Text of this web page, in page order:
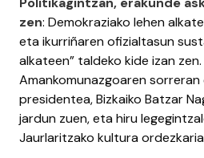
zen: Demokraziako lehen
eta ikurriñaren ofizialtasun
alkateen” taldeko kide izan
Amankomunazgoaren sorreran
presidentea, Bizkaiko Batzar
jardun zuen, eta hiru
Jaurlaritzako kultura ordezkaria